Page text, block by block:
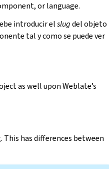
or language.
introducir elslugdel objeto
tal y como se puede ver
as well upon Weblate’s
has differences between